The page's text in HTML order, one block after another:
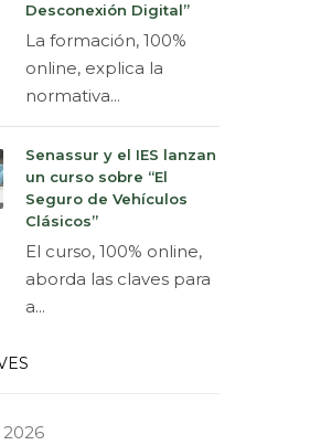
Desconexión Digital”
La formación, 100%
online, explica la
normativa...
Senassur y el IES lanzan
un curso sobre “El
Seguro de Vehículos
Clásicos”
El curso, 100% online,
aborda las claves para
a...